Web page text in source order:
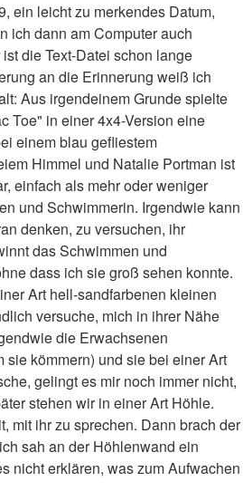
ein leicht zu merkendes Datum,
ich dann am Computer auch
die Text-Datei schon lange
an die Erinnerung weiß ich
Aus irgendeinem Grunde spielte
Toe" in einer 4x4-Version eine
einem blau gefliestem
Himmel und Natalie Portman ist
einfach als mehr oder weniger
und Schwimmerin. Irgendwie kann
denken, zu versuchen, ihr
das Schwimmen und
dass ich sie groß sehen konnte.
Art hell-sandfarbenen kleinen
versuche, mich in ihrer Nähe
die Erwachsenen
kömmern) und sie bei einer Art
gelingt es mir noch immer nicht,
stehen wir in einer Art Höhle.
mit ihr zu sprechen. Dann brach der
sah an der Höhlenwand ein
nicht erklären, was zum Aufwachen